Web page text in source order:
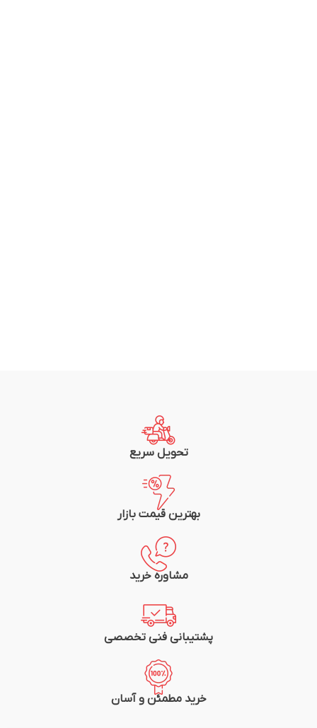
تحویل سریع
بهترین قیمت بازار
مشاوره خرید
پشتیبانی فنی تخصصی
خرید مطمئن و آسان